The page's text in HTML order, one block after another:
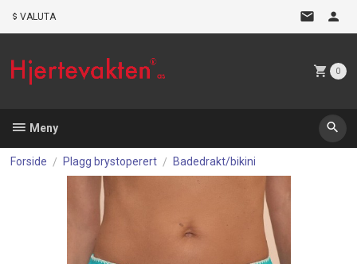
VALUTA
0
Meny
Forside Plagg brystoperert Badedrakt/bikini